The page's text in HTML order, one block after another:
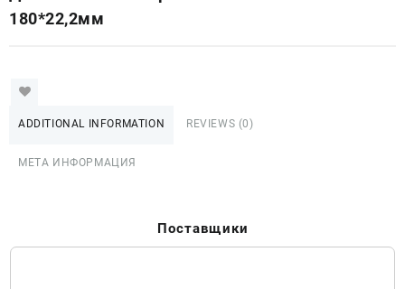
180*22,2мм
ADDITIONAL INFORMATION REVIEWS (0)
МЕТА ИНФОРМАЦИЯ
Поставщики